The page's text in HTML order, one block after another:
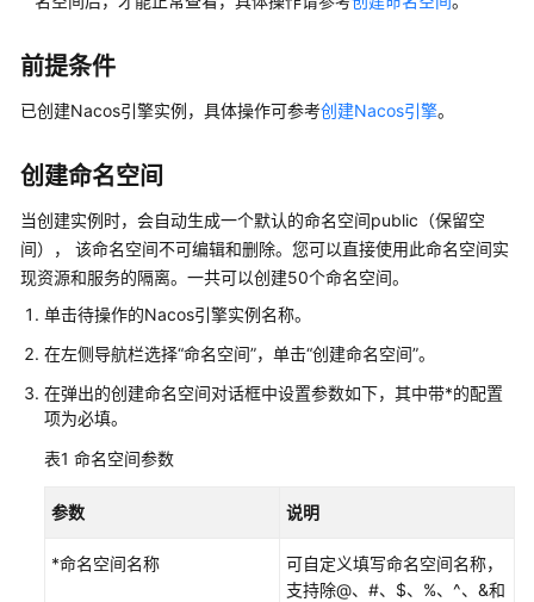
快
入
门
户
指
南
使
CSE
前
读
通
IAM
予
前提条件
已创建Nacos引擎实例，具体操作可参考创建Nacos引擎。
创建命名空间
当创建实例时，会自动生成一个默认的命名空间public（保留空
间）， 该命名空间不可编辑和删除。您可以直接使用此命名空间实
现资源和服务的隔离。一共可以创建50个命名空间。
单击待操作的Nacos引擎实例名称。
在左侧导航栏选择“命名空间”，单击“创建命名空间”。
在弹出的创建命名空间对话框中设置参数如下，其中带*的配置
项为必填。
表1 命名空间参数
参数 说明
*命名空间名称
可自定义填写命名空间名称，
支持除@、#、$、%、^、&和